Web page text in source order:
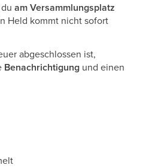
am Versammlungsplatz
Held kommt nicht sofort
abgeschlossen ist,
Benachrichtigung und einen